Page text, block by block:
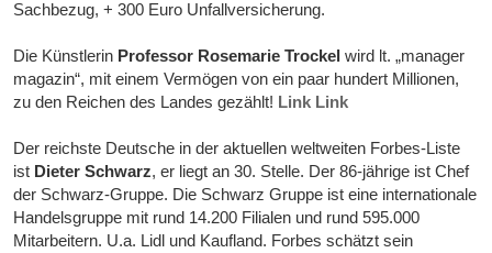
Sachbezug, + 300 Euro Unfallversicherung.
Die Künstlerin Professor Rosemarie Trockel wird lt. „manager
magazin“, mit einem Vermögen von ein paar hundert Millionen,
zu den Reichen des Landes gezählt! Link Link
Der reichste Deutsche in der aktuellen weltweiten Forbes-Liste
ist Dieter Schwarz, er liegt an 30. Stelle. Der 86-jährige ist Chef
der Schwarz-Gruppe. Die Schwarz Gruppe ist eine internationale
Handelsgruppe mit rund 14.200 Filialen und rund 595.000
Mitarbeitern. U.a. Lidl und Kaufland. Forbes schätzt sein